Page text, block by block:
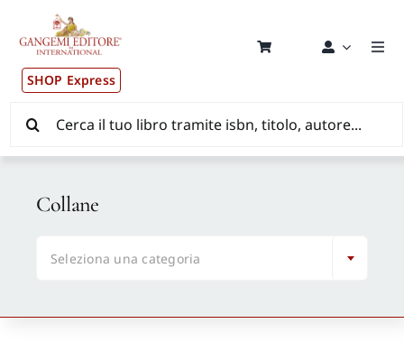
contenuto
SHOP Express
Pubblicazioni
News ed Eventi
Distribuzione Wolrdwide
CONSIP / MEPA / ANVUR / CINECA
per:
Collane
Seleziona una categoria